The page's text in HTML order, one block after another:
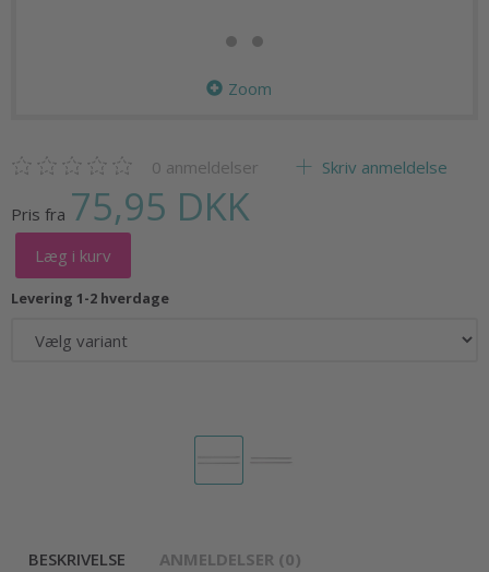
Zoom
0 anmeldelser Skriv anmeldelse
Pris fra 75,95 DKK
Læg i kurv
Levering 1-2 hverdage
BESKRIVELSE ANMELDELSER (0)